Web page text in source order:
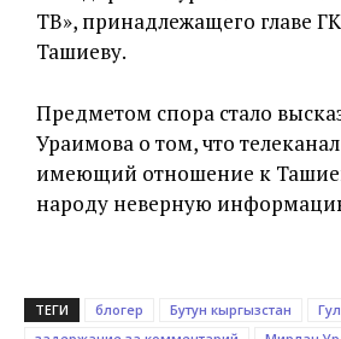
ТВ», принадлежащего главе
Ташиеву.
Предметом спора стало
Ураимова о том, что
имеющий отношение к
народу неверную
ТЕГИ блогер Бутун кыргызстан